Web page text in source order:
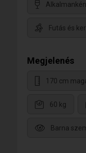
Futás és
Megjelenés
170 cm
60 kg
Barna